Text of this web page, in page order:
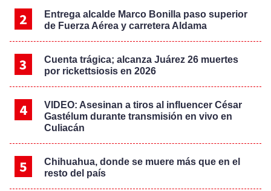
Entrega alcalde Marco Bonilla paso superior
de Fuerza Aérea y carretera Aldama
Cuenta trágica; alcanza Juárez 26 muertes
por rickettsiosis en 2026
VIDEO: Asesinan a tiros al influencer César
Gastélum durante transmisión en vivo en
Culiacán
Chihuahua, donde se muere más que en el
resto del país